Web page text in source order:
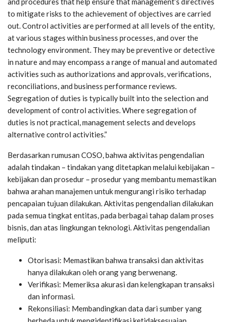
to mitigate risks to the achievement of objectives are carried
out. Control activities are performed at all levels of the entity,
at various stages within business processes, and over the
technology environment. They may be preventive or detective
in nature and may encompass a range of manual and automated
activities such as authorizations and approvals, verifications,
reconciliations, and business performance reviews.
Segregation of duties is typically built into the selection and
development of control activities. Where segregation of
duties is not practical, management selects and develops
alternative control activities.”
Berdasarkan rumusan COSO, bahwa aktivitas pengendalian
adalah tindakan – tindakan yang ditetapkan melalui kebijakan –
kebijakan dan prosedur – prosedur yang membantu memastikan
bahwa arahan manajemen untuk mengurangi risiko terhadap
pencapaian tujuan dilakukan. Aktivitas pengendalian dilakukan
pada semua tingkat entitas, pada berbagai tahap dalam proses
bisnis, dan atas lingkungan teknologi. Aktivitas pengendalian
meliputi:
Otorisasi: Memastikan bahwa transaksi dan aktivitas
hanya dilakukan oleh orang yang berwenang.
Verifikasi: Memeriksa akurasi dan kelengkapan transaksi
dan informasi.
Rekonsiliasi: Membandingkan data dari sumber yang